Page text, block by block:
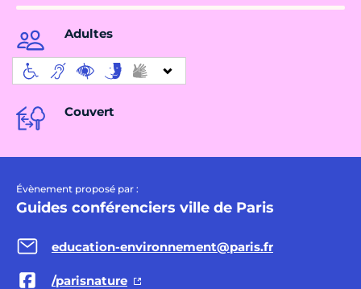
Adultes
Couvert
Évènement proposé par :
Guides conférenciers ville de Paris
education-environnement@paris.fr
/parisnature